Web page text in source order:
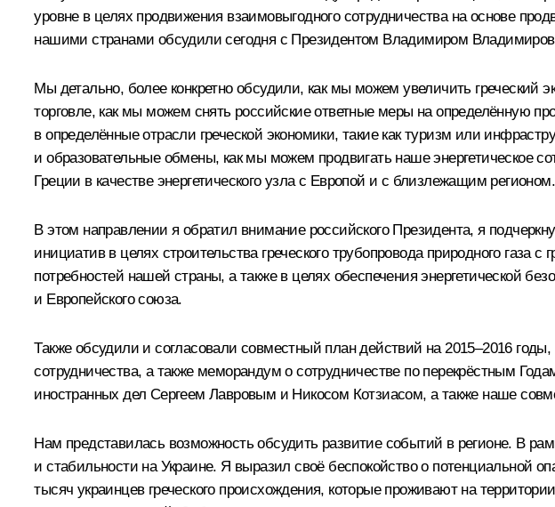
уровне в целях продвижения взаимовыгодного сотрудничества на основе
нашими странами обсудили сегодня с Президентом Владимиром
Мы детально, более конкретно обсудили, как мы можем увеличить
торговле, как мы можем снять российские ответные меры на определённую
в определённые отрасли греческой экономики, такие как туризм или
и образовательные обмены, как мы можем продвигать наше энергетическое
Греции в качестве энергетического узла с Европой и с близлежащим регионом.
В этом направлении я обратил внимание российского Президента, я
инициатив в целях строительства греческого трубопровода природного газа
потребностей нашей страны, а также в целях обеспечения энергетической
и Европейского союза.
Также обсудили и согласовали совместный план действий на 2015–2016
сотрудничества, а также меморандум о сотрудничестве по перекрёстным
иностранных дел Сергеем Лавровым и Никосом Котзиасом, а также наше
Нам представилась возможность обсудить развитие событий в регионе. В
и стабильности на Украине. Я выразил своё беспокойство о потенциальной
тысяч украинцев греческого происхождения, которые проживают на